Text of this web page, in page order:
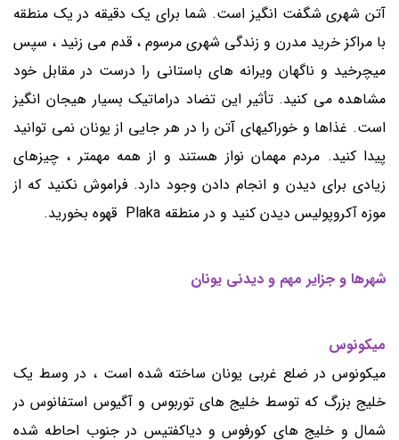
آتن شهری شگفت انگیز است. شما برای یک دقیقه در یک منطقه
با مراکز خرید مدرن و زندگی شهری مرسوم ، قدم می زنید ، سپس
میچرخید و ناگهان ویرانه های باستانی را درست در مقابل خود
مشاهده می کنید. تأثیر این تضاد دراماتیک بسیار هیجان انگیز
است. غذاها و خوراکیهای آتن را در هر جایی از یونان نمی توانید
پیدا کنید. مردم مهمان نواز هستند و از همه مهمتر ، چیزهای
زیادی برای دیدن و انجام دادن وجود دارد. فراموش نکنید که از
موزه آکروپولیس دیدن کنید و در منطقه Plaka قهوه بخورید.
شهرها و جزایر مهم و دیدنی یونان
میکونوس
میکونوس در ضلع غربی یونان ساخته شده است ، در وسط یک
خلیج بزرگ که توسط خلیج های توربوس و آگیوس استفانوس در
شمال و خلیج های کورفوس و دیاکفتیس در جنوب احاطه شده